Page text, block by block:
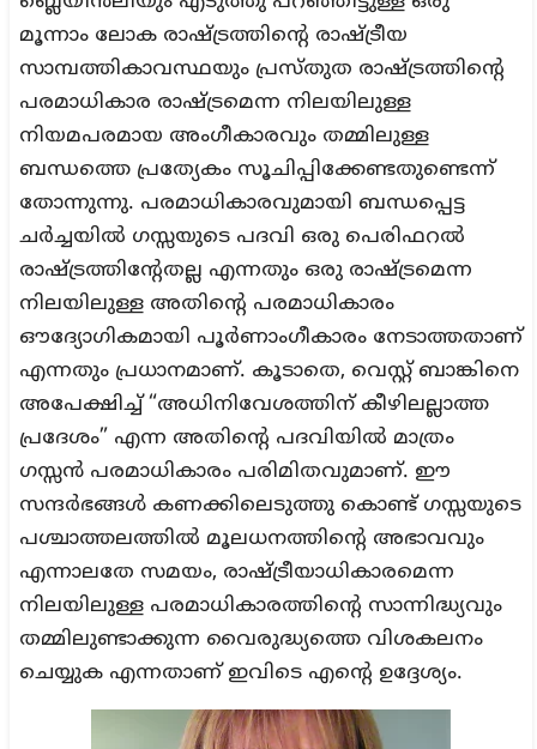
മൂന്നാം ലോക രാഷ്ട്രത്തിന്റെ രാഷ്ട്രീയ
സാമ്പത്തികാവസ്ഥയും പ്രസ്തുത രാഷ്ട്രത്തിന്റെ
പരമാധികാര രാഷ്ട്രമെന്ന നിലയിലുള്ള
നിയമപരമായ അംഗീകാരവും തമ്മിലുള്ള
ബന്ധത്തെ പ്രത്യേകം സൂചിപ്പിക്കേണ്ടതുണ്ടെന്ന്
തോന്നുന്നു. പരമാധികാരവുമായി ബന്ധപ്പെട്ട
ചർച്ചയിൽ ഗസ്സയുടെ പദവി ഒരു പെരിഫറൽ
രാഷ്ട്രത്തിന്റേതല്ല എന്നതും ഒരു രാഷ്ട്രമെന്ന
നിലയിലുള്ള അതിന്റെ പരമാധികാരം
ഔദ്യോഗികമായി പൂർണാംഗീകാരം നേടാത്തതാണ്
എന്നതും പ്രധാനമാണ്. കൂടാതെ, വെസ്റ്റ് ബാങ്കിനെ
അപേക്ഷിച്ച് “അധിനിവേശത്തിന് കീഴിലല്ലാത്ത
പ്രദേശം” എന്ന അതിന്റെ പദവിയിൽ മാത്രം
ഗസ്സൻ പരമാധികാരം പരിമിതവുമാണ്. ഈ
സന്ദർഭങ്ങൾ കണക്കിലെടുത്തു കൊണ്ട് ഗസ്സയുടെ
പശ്ചാത്തലത്തിൽ മൂലധനത്തിന്റെ അഭാവവും
എന്നാലതേ സമയം, രാഷ്ട്രീയാധികാരമെന്ന
നിലയിലുള്ള പരമാധികാരത്തിന്റെ സാന്നിദ്ധ്യവും
തമ്മിലുണ്ടാക്കുന്ന വൈരുദ്ധ്യത്തെ വിശകലനം
ചെയ്യുക എന്നതാണ് ഇവിടെ എന്റെ ഉദ്ദേശ്യം.